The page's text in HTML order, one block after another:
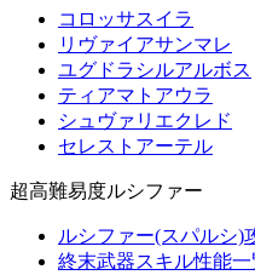
コロッサスイラ
リヴァイアサンマレ
ユグドラシルアルボス
ティアマトアウラ
シュヴァリエクレド
セレストアーテル
超高難易度ルシファー
ルシファー(スパルシ)
終末武器スキル性能一